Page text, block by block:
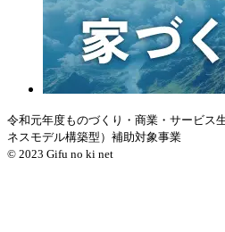
令和元年度ものづくり・商業・サービス
ネスモデル構築型）補助対象事業
© 2023 Gifu no ki net